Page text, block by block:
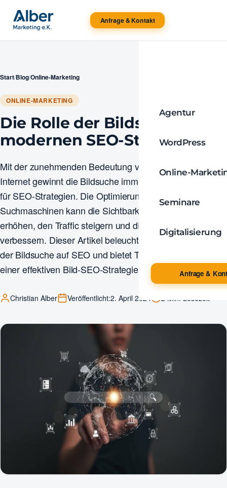
Anfrage & Kontakt
Agentur
WordPress
Online-
Seminare
Digitalisierung
Anfrage &
Start/Blog/Online-Marketing
ONLINE-MARKETING
Die Rolle der Bildsuche in
modernen SEO-Strategien
Mit der zunehmenden Bedeutung visueller Inhalte im
Internet gewinnt die Bildsuche immer mehr an Relevanz
für SEO-Strategien. Die Optimierung von Bildern für die
Suchmaschinen kann die Sichtbarkeit einer Website
erhöhen, den Traffic steigern und die User Experience
verbessern. Dieser Artikel beleuchtet die Auswirkungen
der Bildsuche auf SEO und bietet Tipps zur Integration
einer effektiven Bild-SEO-Strategie.
Christian Alber Veröffentlicht:2. April 2024 2 Min. Lesezeit